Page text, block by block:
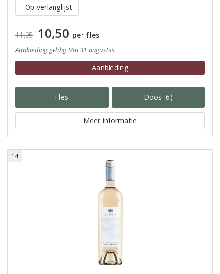
Op verlanglijst
11,95 10,50 per fles
Aanbieding geldig t/m 31 augustus
Aanbieding
Fles Doos (6)
Meer informatie
14